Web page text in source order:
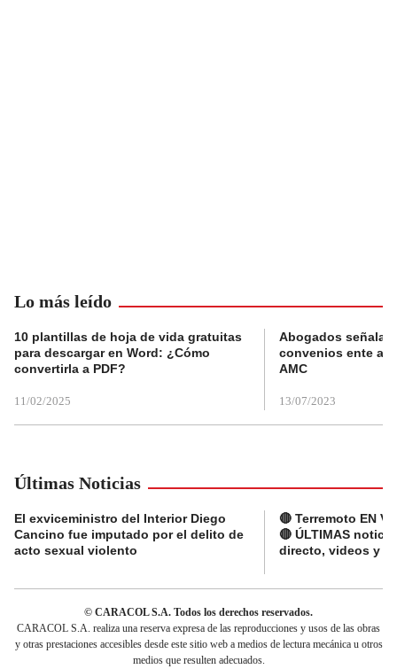
Lo más leído
10 plantillas de hoja de vida gratuitas
para descargar en Word: ¿Cómo
convertirla a PDF?
11/02/2025
Abogados
convenios ente
AMC
13/07/2023
Últimas Noticias
El exviceministro del Interior Diego
Cancino fue imputado por el delito de
acto sexual violento
🔴 Terremoto EN
🔴 ÚLTIMAS
directo, videos y
© CARACOL S.A. Todos los derechos reservados.
CARACOL S.A. realiza una reserva expresa de las reproducciones y usos de las obras
y otras prestaciones accesibles desde este sitio web a medios de lectura mecánica u otros
medios que resulten adecuados.